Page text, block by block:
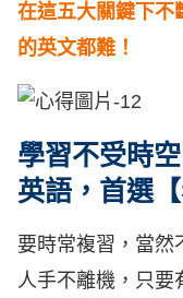
在這五大關鍵下不
的英文都難！
學習不受時
英語，首選
要時常複習，當然
人手不離機，只要